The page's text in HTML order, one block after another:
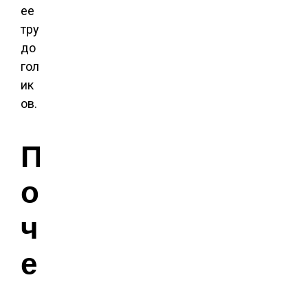
ее
тру
до
гол
ик
ов.
П
о
ч
е